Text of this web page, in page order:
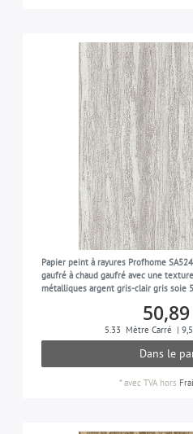
Papier peint à rayures Profhome
gaufré à chaud gaufré avec une
métalliques argent gris-clair gris soie
5.33 Mètre Carré |
Dans le
*avec TVAhors